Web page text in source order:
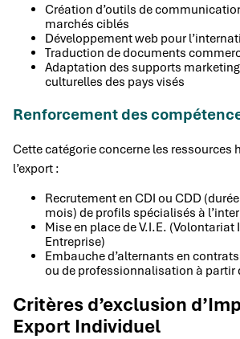
Création d’outils de
marchés ciblés
Développement web pour
Traduction de documents
Adaptation des supports
culturelles des pays visés
Renforcement des
Cette catégorie concerne les ressources
l’export :
Recrutement en CDI ou CDD
mois) de profils spécialisés à
Mise en place de V.I.E.
Entreprise)
Embauche d’alternants en
ou de professionnalisation à partir
Critères d’exclusion
Export Individuel